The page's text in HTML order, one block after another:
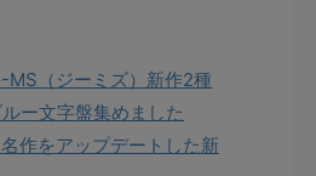
MS（ジーミズ）新作2種
ー文字盤集めました
作をアップデートした新